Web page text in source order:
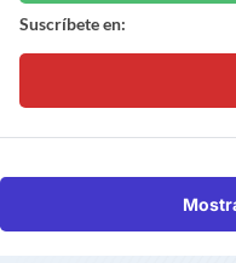
Suscríbete en: